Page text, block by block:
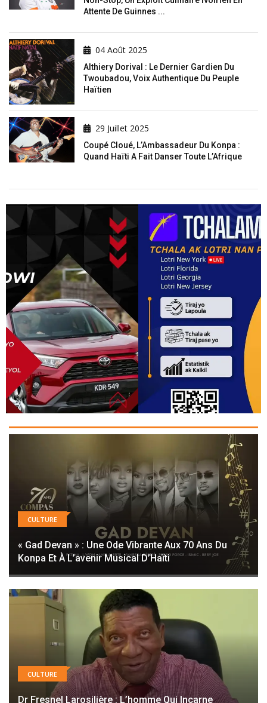
Attente De Guinnes ...
04 Août 2025
Althiery Dorival : Le Dernier Gardien Du
Twoubadou, Voix Authentique Du Peuple
Haïtien
29 Juillet 2025
Coupé Cloué, L’Ambassadeur Du Konpa :
Quand Haïti A Fait Danser Toute L’Afrique
CULTURE
« Gad Devan » : Une Ode Vibrante Aux 70 Ans Du
Konpa Et À L’avenir Musical D’Haïti
CULTURE
Dr Fresnel Larosilière : L’homme Qui Incarne